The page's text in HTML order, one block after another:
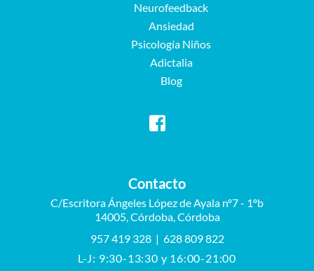
Neurofeedback
Ansiedad
Psicología Niños
Adictalia
Blog
Contacto
C/Escritora Ángeles López de Ayala nº7 - 1ºb
14005, Córdoba, Córdoba
957 419 328 | 628 809 822
L-J: 9:30-13:30 y 16:00-21:00